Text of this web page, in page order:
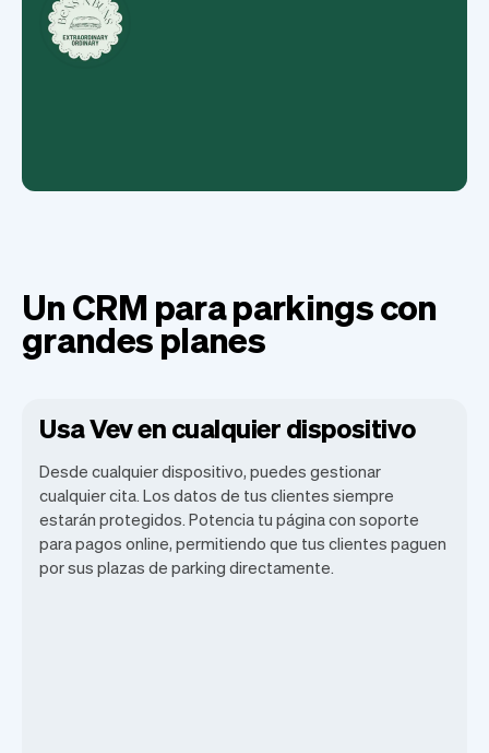
Un CRM para parkings con
grandes planes
Usa Vev en cualquier dispositivo
Desde cualquier dispositivo, puedes gestionar
cualquier cita. Los datos de tus clientes siempre
estarán protegidos. Potencia tu página con soporte
para pagos online, permitiendo que tus clientes paguen
por sus plazas de parking directamente.
Vev te permite enfocarte en tu día.